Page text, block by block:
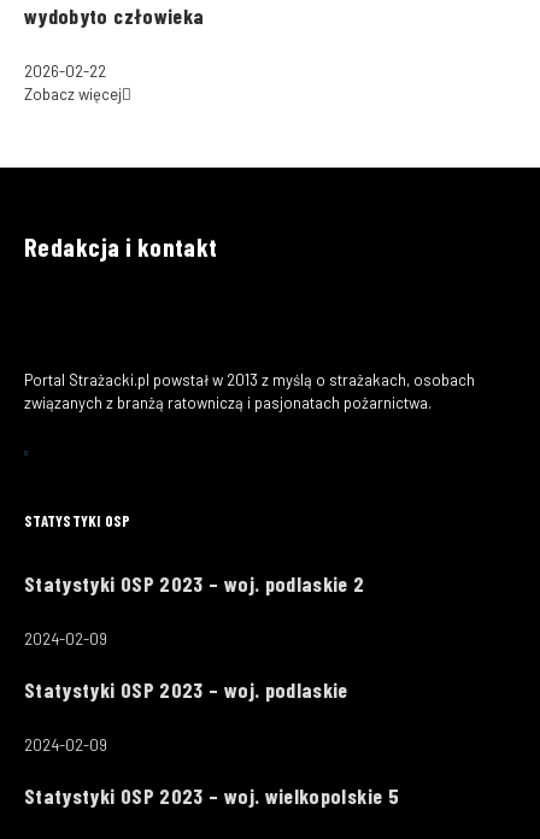
wydobyto człowieka
2026-02-22
Zobacz więcej
Redakcja i kontakt
Portal Strażacki.pl powstał w 2013 z myślą o strażakach, osobach
związanych z branżą ratowniczą i pasjonatach pożarnictwa.
STATYSTYKI OSP
Statystyki OSP 2023 – woj. podlaskie 2
2024-02-09
Statystyki OSP 2023 – woj. podlaskie
2024-02-09
Statystyki OSP 2023 – woj. wielkopolskie 5